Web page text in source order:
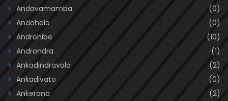
Andavamamba
(0)
Andohalo
(0)
Androhibe
(10)
Androndra
(1)
Ankadindravola
(2)
Ankadivato
(0)
Ankerana
(2)